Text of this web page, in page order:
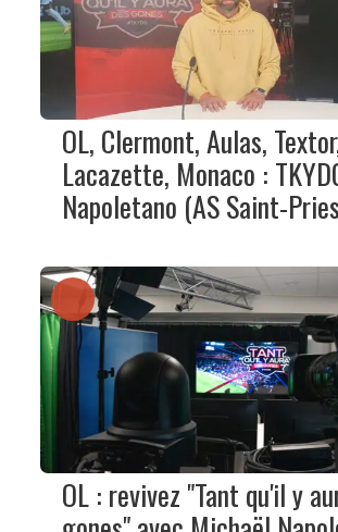
OL, Clermont, Aulas,
Lacazette, Monaco :
Napoletano (AS Saint-
OL : revivez "Tant qu'il y